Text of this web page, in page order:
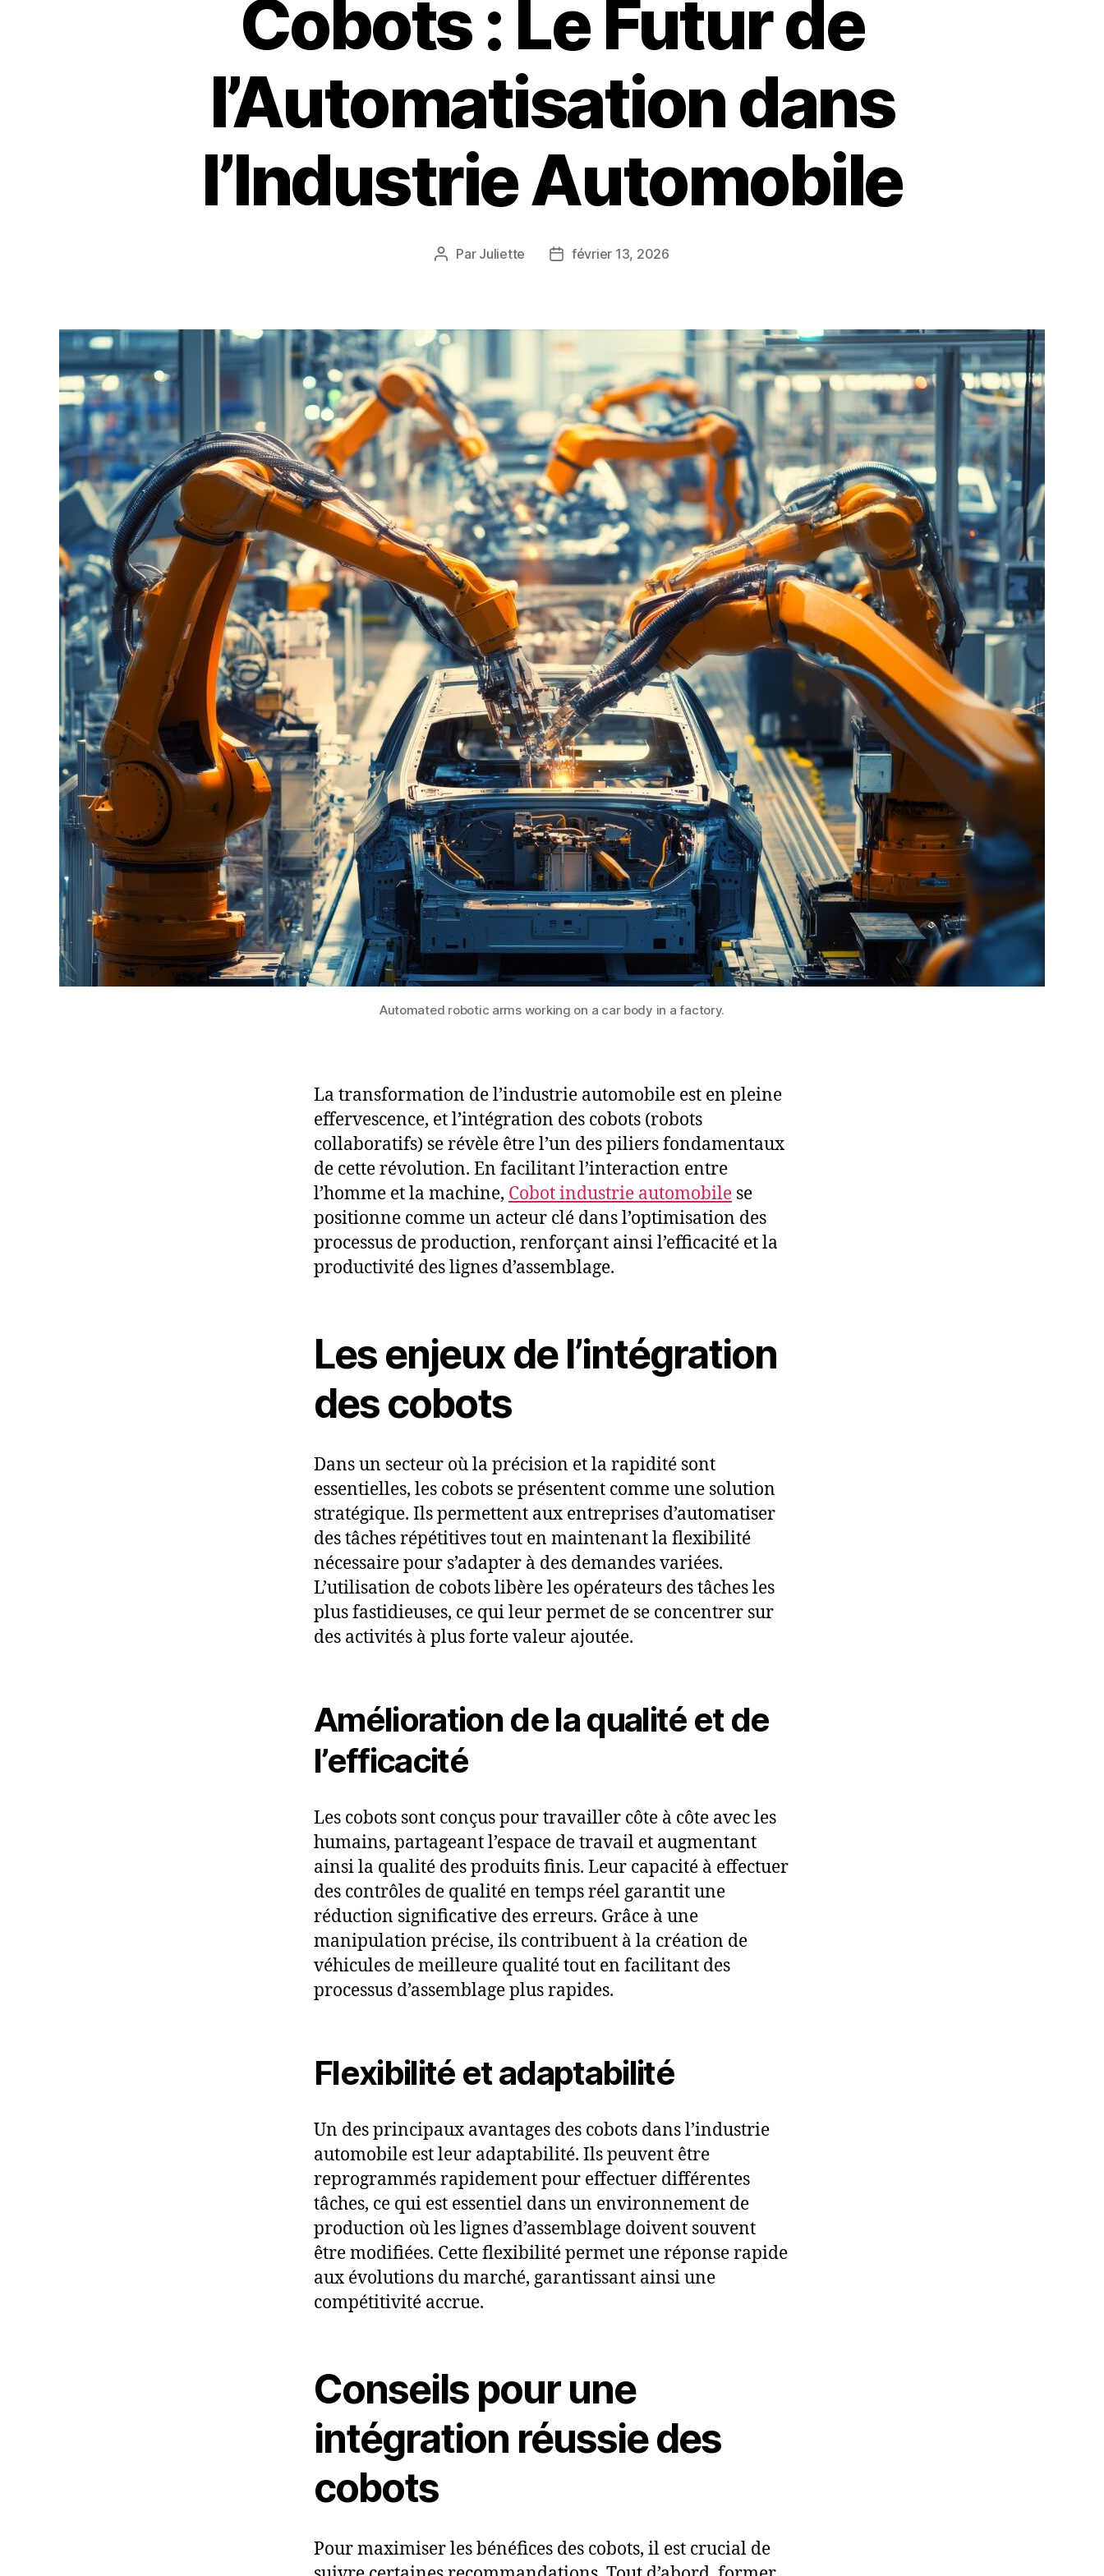
Cobots : Le Futur de
l’Automatisation dans
l’Industrie Automobile
Par Juliette février 13, 2026
Automated robotic arms working on a car body in a factory.
La transformation de l’industrie automobile est en pleine
effervescence, et l’intégration des cobots (robots
collaboratifs) se révèle être l’un des piliers fondamentaux
de cette révolution. En facilitant l’interaction entre
l’homme et la machine, Cobot industrie automobile se
positionne comme un acteur clé dans l’optimisation des
processus de production, renforçant ainsi l’efficacité et la
productivité des lignes d’assemblage.
Les enjeux de l’intégration
des cobots
Dans un secteur où la précision et la rapidité sont
essentielles, les cobots se présentent comme une solution
stratégique. Ils permettent aux entreprises d’automatiser
des tâches répétitives tout en maintenant la flexibilité
nécessaire pour s’adapter à des demandes variées.
L’utilisation de cobots libère les opérateurs des tâches les
plus fastidieuses, ce qui leur permet de se concentrer sur
des activités à plus forte valeur ajoutée.
Amélioration de la qualité et de
l’efficacité
Les cobots sont conçus pour travailler côte à côte avec les
humains, partageant l’espace de travail et augmentant
ainsi la qualité des produits finis. Leur capacité à effectuer
des contrôles de qualité en temps réel garantit une
réduction significative des erreurs. Grâce à une
manipulation précise, ils contribuent à la création de
véhicules de meilleure qualité tout en facilitant des
processus d’assemblage plus rapides.
Flexibilité et adaptabilité
Un des principaux avantages des cobots dans l’industrie
automobile est leur adaptabilité. Ils peuvent être
reprogrammés rapidement pour effectuer différentes
tâches, ce qui est essentiel dans un environnement de
production où les lignes d’assemblage doivent souvent
être modifiées. Cette flexibilité permet une réponse rapide
aux évolutions du marché, garantissant ainsi une
compétitivité accrue.
Conseils pour une
intégration réussie des
cobots
Pour maximiser les bénéfices des cobots, il est crucial de